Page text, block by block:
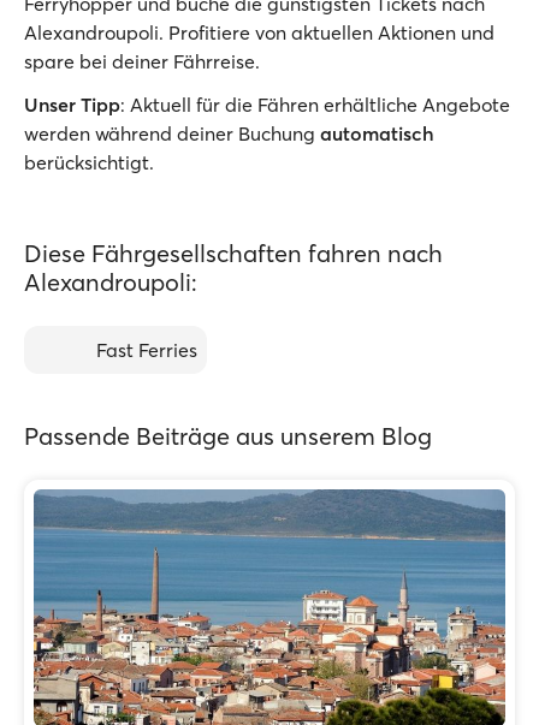
Alexandroupoli. Profitiere von aktuellen Aktionen und
spare bei deiner Fährreise.
Unser Tipp: Aktuell für die Fähren erhältliche Angebote
werden während deiner Buchung automatisch
berücksichtigt.
Diese Fährgesellschaften fahren nach
Alexandroupoli:
Fast Ferries
Passende Beiträge aus unserem Blog